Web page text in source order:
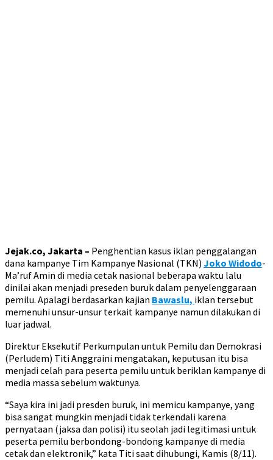
Jejak.co, Jakarta – Penghentian kasus iklan penggalangan
dana kampanye Tim Kampanye Nasional (TKN) Joko Widodo-
Ma’ruf Amin di media cetak nasional beberapa waktu lalu
dinilai akan menjadi preseden buruk dalam penyelenggaraan
pemilu. Apalagi berdasarkan kajian Bawaslu, iklan tersebut
memenuhi unsur-unsur terkait kampanye namun dilakukan di
luar jadwal.
Direktur Eksekutif Perkumpulan untuk Pemilu dan Demokrasi
(Perludem) Titi Anggraini mengatakan, keputusan itu bisa
menjadi celah para peserta pemilu untuk beriklan kampanye di
media massa sebelum waktunya.
“Saya kira ini jadi presden buruk, ini memicu kampanye, yang
bisa sangat mungkin menjadi tidak terkendali karena
pernyataan (jaksa dan polisi) itu seolah jadi legitimasi untuk
peserta pemilu berbondong-bondong kampanye di media
cetak dan elektronik,” kata Titi saat dihubungi, Kamis (8/11).